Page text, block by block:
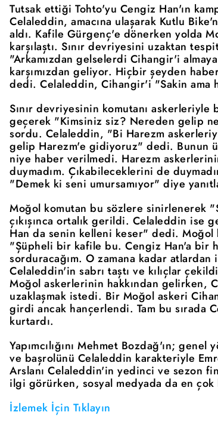
Tutsak ettiği Tohto'yu Cengiz Han'ın
Celaleddin, amacına ulaşarak Kutlu
aldı. Kafile Gürgenç'e dönerken yolda
karşılaştı. Sınır devriyesini uzaktan
"Arkamızdan gelselerdi Cihangir'i
karşımızdan geliyor. Hiçbir şeyden
dedi. Celaleddin, Cihangir'i "Sakin ama
Sınır devriyesinin komutanı askerleriyle
geçerek "Kimsiniz siz? Nereden gelip
sordu. Celaleddin, "Bi Harezm
gelip Harezm'e gidiyoruz" dedi. Bunun
niye haber verilmedi. Harezm
duymadım. Çıkabileceklerini de
"Demek ki seni umursamıyor" diye
Moğol komutan bu sözlere sinirlenerek
çıkışınca ortalık gerildi. Celaleddin ise
Han da senin kelleni keser" dedi.
"Şüpheli bir kafile bu. Cengiz Han'a bir
sorduracağım. O zamana kadar
Celaleddin'in sabrı taştı ve kılıçlar
Moğol askerlerinin hakkından gelirken,
uzaklaşmak istedi. Bir Moğol askeri
girdi ancak hançerlendi. Tam bu sırada
kurtardı.
Yapımcılığını Mehmet Bozdağ'ın;
ve başrolünü Celaleddin karakteriyle
Arslanı Celaleddin'in yedinci ve sezon
ilgi görürken, sosyal medyada da en çok
İzlemek İçin Tıklayın